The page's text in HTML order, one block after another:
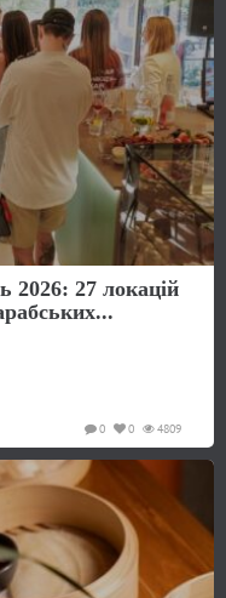
2026: 27 локацій
4809
0
0